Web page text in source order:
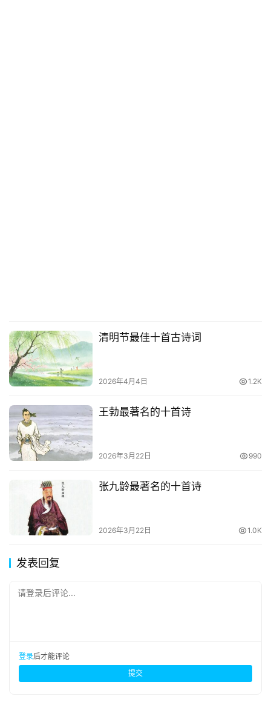
清明节最佳十首古诗词
2026年4月4日 1.2K
王勃最著名的十首诗
2026年3月22日 990
张九龄最著名的十首诗
2026年3月22日 1.0K
发表回复
请登录后评论...
登录后才能评论
提交